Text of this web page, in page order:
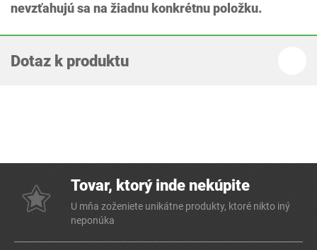
nevzťahujú sa na žiadnu konkrétnu položku.
Dotaz k produktu
Tovar, ktorý inde nekúpite
U mňa zoženiete unikátne produkty, ktoré nikto iný
neponúka